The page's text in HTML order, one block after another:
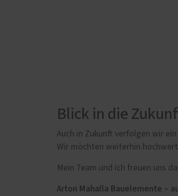
Blick in die
Auch in Zukunft verfolgen wir ein
Wir möchten weiterhin
Mein Team und ich freuen uns
Arton Mahalla Bauelemente –